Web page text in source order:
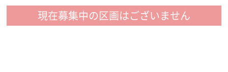
現在募集中の区画はございません